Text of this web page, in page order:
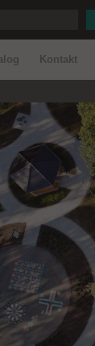
Kontakt